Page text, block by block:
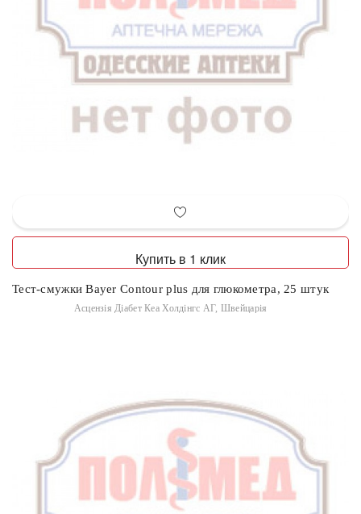
Купить в 1 клик
Тест-смужки Bayer Contour plus для глюкометра, 25 штук
Асцензія Діабет Кеа Холдінгс АГ, Швейцарія